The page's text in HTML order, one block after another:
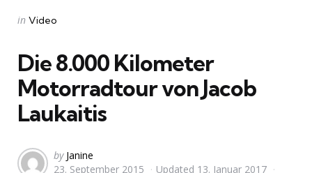
Categories
Posted
in Video
Die 8.000 Kilometer
Motorradtour von Jacob
Laukaitis
Posted
by
by Janine
23. September 2015
Updated 13. Januar 2017